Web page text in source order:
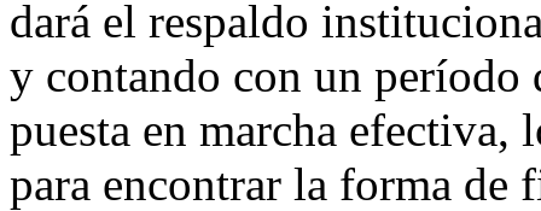
dará el respaldo
y contando con un período
puesta en marcha
para encontrar la forma